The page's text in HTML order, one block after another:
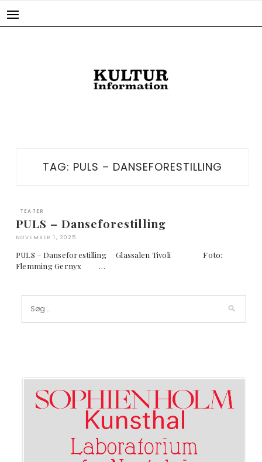
TAG: PULS – DANSEFORESTILLING
TEATER
PULS – Danseforestilling
NOVEMBER 1, 2025
PULS – Danseforestilling Glassalen Tivoli Foto:
Flemming Gernyx …